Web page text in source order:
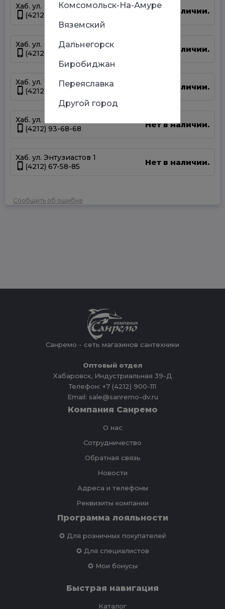
Хаб. ул. Серышева 34
(4212) 47-44-66
Нет в наличии.
Хаб. ул. Суворова 45
(4212) 50-67-37
Нет в наличии.
Хаб. ул. Тихоокеанская 170
(4212) 67-13-31
Нет в наличии.
Хаб. ул. Шелеста 83
(4212) 93-68-68
Нет в наличии.
Хаб. ул. Энтузиастов 1
(4212) 67-58-85
Нет в наличии.
Сообщить об ошибке
Санремо - сеть магазинов сантехники
Оптовый отдел
Хабаровск, Индустриальная 39-Д
Телефон: +7 (4212) 900-111
Email: sale@sanremo-dv.ru
Компания Санремо
О нас
Сотрудничество
Обратная связь
Новости
Адреса и телефоны
Реквизиты компании
Программа лояльности
✪ Для розничных покупателей
✪ Для специалистов
✪ Мои бонусы
Быстрая навигация
Каталог
Комсомольск-На-Амуре
Вяземский
Дальнегорск
Биробиджан
Переяславка
Другой город